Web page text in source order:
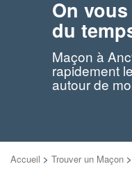
On
du
Maçon à
rapidement
autour de
Accueil > Trouver un Maçon >